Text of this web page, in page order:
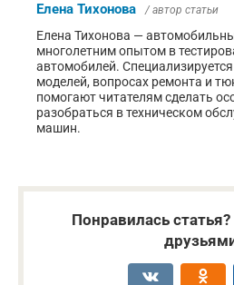
Елена Тихонова / автор статьи
Елена Тихонова —
многолетним опытом в
автомобилей.
моделей, вопросах ремонта и
помогают читателям сделать
разобраться в техническом
машин.
Понравилась